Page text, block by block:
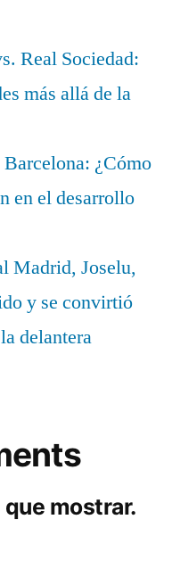
Real Sociedad:
más allá de la
¿Cómo
en el desarrollo
Madrid, Joselu,
y se convirtió
delantera
mostrar.